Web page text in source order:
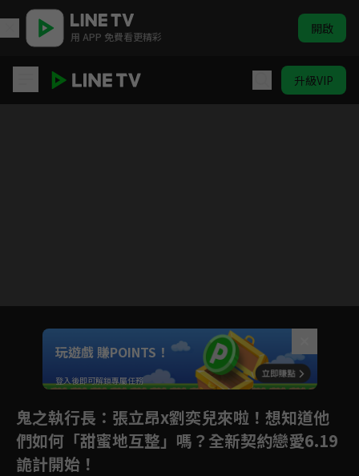
用 APP 免費看更精彩 開啟
升級VIP
Unmute
玩遊戲 賺POINTS！
登入後即可解鎖專屬任務
鬼之執行長 ：張立昂x劉奕兒來啦！想知道他
們如何「甜蜜地互整」嗎？全新契約戀愛6.19
詭計開始！